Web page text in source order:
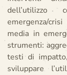
emergenza/
media in
strumenti:
testi di
sviluppare